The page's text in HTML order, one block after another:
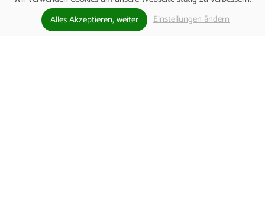
Alles Akzeptieren, weiter
Einstellungen ändern